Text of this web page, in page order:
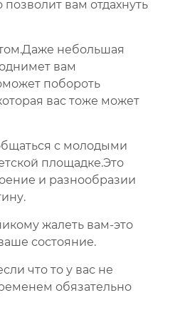
позволит вам отдахнуть
небольшая
вам
побороть
вас тоже может
с молодыми
площадке.Это
и разнообразии
жалеть вам-это
состояние.
что то у вас не
обязательно